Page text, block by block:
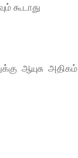
கூடாது
ஆயுசு அதிகம்